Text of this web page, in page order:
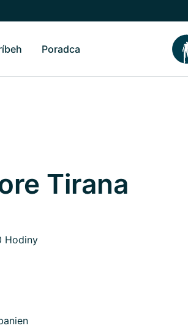
Prepnúť podmenu Príbeh
Poradca Prepnúť podmenu Poradca
Tirana
Hodiny